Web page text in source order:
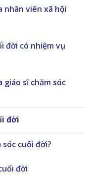
nhân viên xã hội
đời có nhiệm vụ
sĩ chăm sóc
đời
cuối đời?
đời